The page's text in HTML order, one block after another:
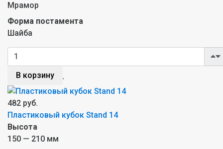
Мрамор
Форма постамента
Шайба
В корзину
482 руб.
Пластиковый кубок Stand 14
Высота
150 — 210 мм